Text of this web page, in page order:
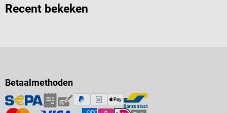
Recent bekeken
Betaalmethoden